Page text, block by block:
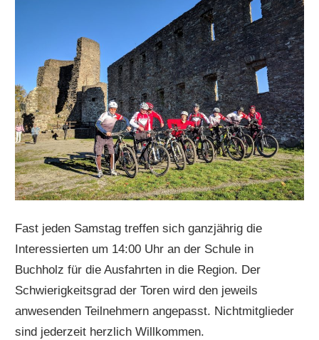
Fast jeden Samstag treffen sich ganzjährig die
Interessierten um 14:00 Uhr an der Schule in
Buchholz für die Ausfahrten in die Region. Der
Schwierigkeitsgrad der Toren wird den jeweils
anwesenden Teilnehmern angepasst. Nichtmitglieder
sind jederzeit herzlich Willkommen.